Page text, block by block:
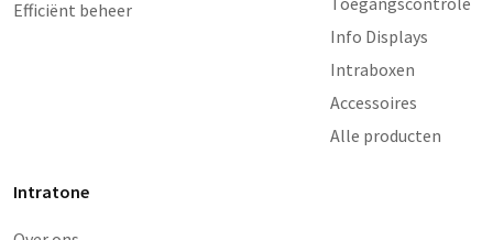
Efficiënt beheer
Info Displays
Intraboxen
Accessoires
Alle producten
Intratone